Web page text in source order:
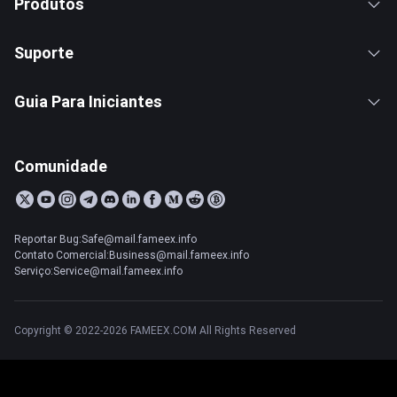
Produtos
Suporte
Guia Para Iniciantes
Comunidade
Reportar Bug:Safe@mail.fameex.info
Contato Comercial:Business@mail.fameex.info
Serviço:Service@mail.fameex.info
Copyright © 2022-2026 FAMEEX.COM All Rights Reserved